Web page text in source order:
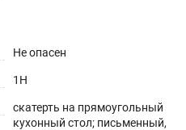
Не опасен
1H
скатерть на прямоугольный
кухонный стол; письменный,